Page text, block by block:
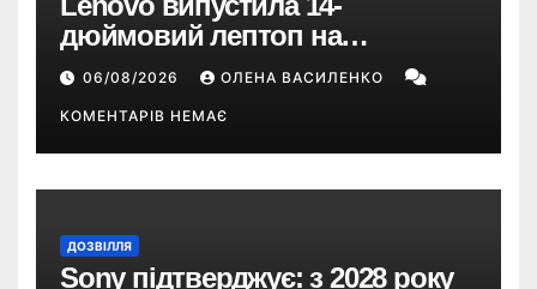
дюймовий лептоп на
Snapdragon X2 з автономністю
понад 33 години
06/08/2026 ОЛЕНА ВАСИЛЕНКО
КОМЕНТАРІВ НЕМАЄ
ДОЗВІЛЛЯ
Sony підтверджує: з 2028 року